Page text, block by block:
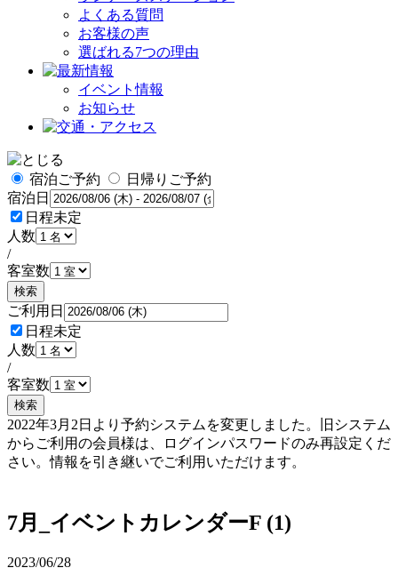
よくある質問
お客様の声
選ばれる7つの理由
イベント情報
お知らせ
宿泊ご予約
日帰りご予約
宿泊日
日程未定
人数
/
客室数
検索
ご利用日
日程未定
人数
/
客室数
検索
2022年3月2日より予約システムを変更しました。旧システム
からご利用の会員様は、ログインパスワードのみ再設定くだ
さい。情報を引き継いでご利用いただけます。
7月_イベントカレンダーF (1)
2023/06/28